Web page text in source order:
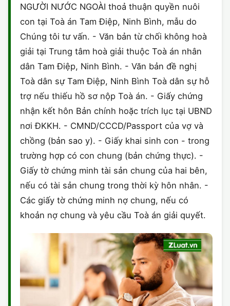
NGƯỜI NƯỚC NGOÀI thoả thuận quyền nuôi
con tại Toà án Tam Điệp, Ninh Bình, mẫu do
Chúng tôi tư vấn. - Văn bản từ chối không hoà
giải tại Trung tâm hoà giải thuộc Toà án nhân
dân Tam Điệp, Ninh Bình. - Văn bản đề nghị
Toà dân sự Tam Điệp, Ninh Bình Toà dân sự hỗ
trợ nếu thiếu hồ sơ nộp Toà án. - Giấy chứng
nhận kết hôn Bản chính hoặc trích lục tại UBND
nơi ĐKKH. - CMND/CCCD/Passport của vợ và
chồng (bản sao y). - Giấy khai sinh con - trong
trường hợp có con chung (bản chứng thực). -
Giấy tờ chứng minh tài sản chung của hai bên,
nếu có tài sản chung trong thời kỳ hôn nhân. -
Các giấy tờ chứng minh nợ chung, nếu có
khoản nợ chung và yêu cầu Toà án giải quyết.